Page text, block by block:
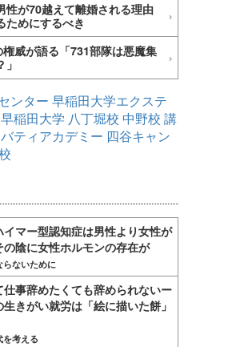
性が70越えて離婚される理由
ためにするべき
威が語る「731部隊は悪魔集
ンター 早稲田大学エクステ
早稲田大学 八丁堀校 中野校 講
ティアカデミー 四谷キャン
イマー型認知症は男性より女性が
の陰に女性ホルモンの存在が
らないために
仕事辞めたくても辞められないー
きがい就労は「絵に描いた餅」
考える